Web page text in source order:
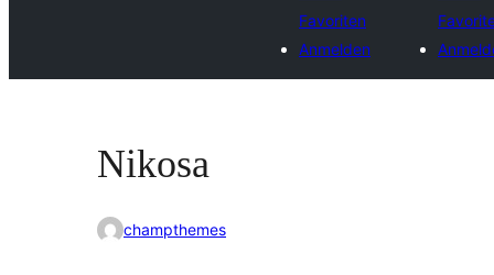
Favoriten
Anmelden
Nikosa
champthemes